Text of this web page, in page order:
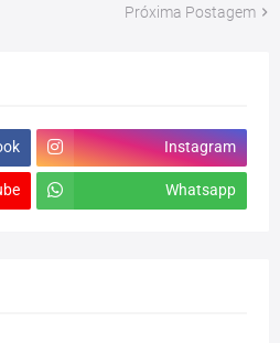
Próxima Postagem
Instagram
Whatsapp